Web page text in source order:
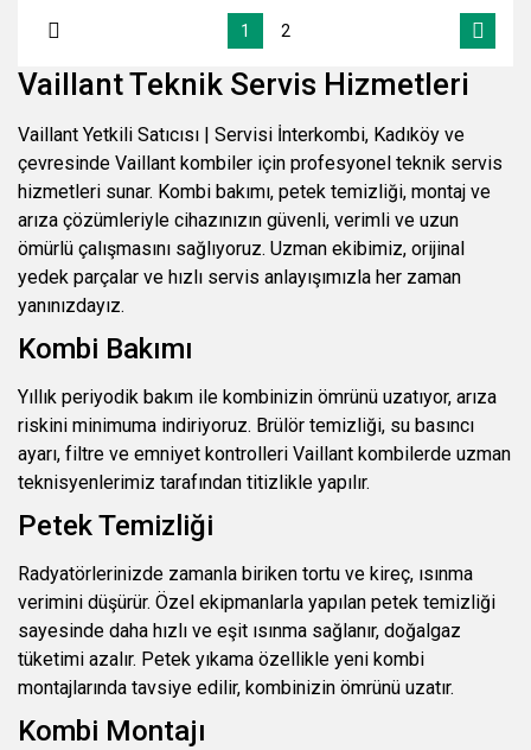
1 2
Vaillant Teknik Servis Hizmetleri
Vaillant Yetkili Satıcısı | Servisi İnterkombi, Kadıköy ve
çevresinde Vaillant kombiler için profesyonel teknik servis
hizmetleri sunar. Kombi bakımı, petek temizliği, montaj ve
arıza çözümleriyle cihazınızın güvenli, verimli ve uzun
ömürlü çalışmasını sağlıyoruz. Uzman ekibimiz, orijinal
yedek parçalar ve hızlı servis anlayışımızla her zaman
yanınızdayız.
Kombi Bakımı
Yıllık periyodik bakım ile kombinizin ömrünü uzatıyor, arıza
riskini minimuma indiriyoruz. Brülör temizliği, su basıncı
ayarı, filtre ve emniyet kontrolleri Vaillant kombilerde uzman
teknisyenlerimiz tarafından titizlikle yapılır.
Petek Temizliği
Radyatörlerinizde zamanla biriken tortu ve kireç, ısınma
verimini düşürür. Özel ekipmanlarla yapılan petek temizliği
sayesinde daha hızlı ve eşit ısınma sağlanır, doğalgaz
tüketimi azalır. Petek yıkama özellikle yeni kombi
montajlarında tavsiye edilir, kombinizin ömrünü uzatır.
Kombi Montajı